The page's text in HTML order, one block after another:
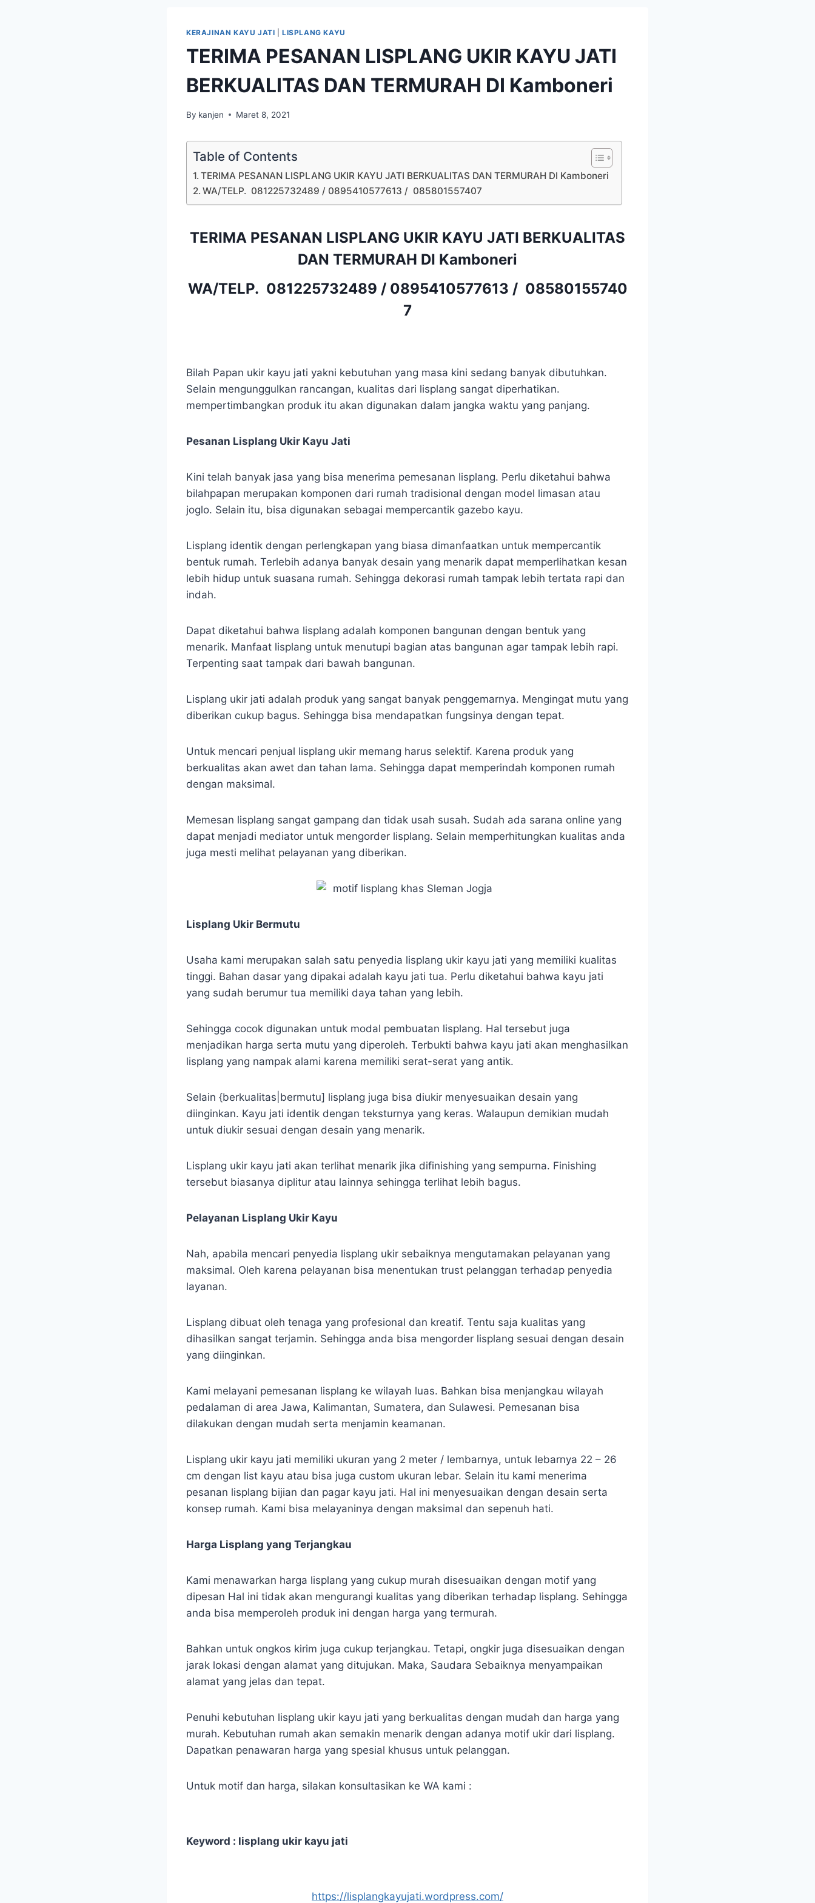
KERAJINAN KAYU JATI |LISPLANG KAYU
TERIMA PESANAN LISPLANG UKIR KAYU JATI
BERKUALITAS DAN TERMURAH DI Kamboneri
By kanjen Maret 8, 2021
Table of Contents
TERIMA PESANAN LISPLANG UKIR KAYU JATI BERKUALITAS DAN TERMURAH DI Kamboneri
WA/TELP. 081225732489 / 0895410577613 / 085801557407
TERIMA PESANAN LISPLANG UKIR KAYU JATI BERKUALITAS
DAN TERMURAH DI Kamboneri
WA/TELP. 081225732489 / 0895410577613 / 08580155740
7
Bilah Papan ukir kayu jati yakni kebutuhan yang masa kini sedang banyak dibutuhkan.
Selain mengunggulkan rancangan, kualitas dari lisplang sangat diperhatikan.
mempertimbangkan produk itu akan digunakan dalam jangka waktu yang panjang.
Pesanan Lisplang Ukir Kayu Jati
Kini telah banyak jasa yang bisa menerima pemesanan lisplang. Perlu diketahui bahwa
bilahpapan merupakan komponen dari rumah tradisional dengan model limasan atau
joglo. Selain itu, bisa digunakan sebagai mempercantik gazebo kayu.
Lisplang identik dengan perlengkapan yang biasa dimanfaatkan untuk mempercantik
bentuk rumah. Terlebih adanya banyak desain yang menarik dapat memperlihatkan kesan
lebih hidup untuk suasana rumah. Sehingga dekorasi rumah tampak lebih tertata rapi dan
indah.
Dapat diketahui bahwa lisplang adalah komponen bangunan dengan bentuk yang
menarik. Manfaat lisplang untuk menutupi bagian atas bangunan agar tampak lebih rapi.
Terpenting saat tampak dari bawah bangunan.
Lisplang ukir jati adalah produk yang sangat banyak penggemarnya. Mengingat mutu yang
diberikan cukup bagus. Sehingga bisa mendapatkan fungsinya dengan tepat.
Untuk mencari penjual lisplang ukir memang harus selektif. Karena produk yang
berkualitas akan awet dan tahan lama. Sehingga dapat memperindah komponen rumah
dengan maksimal.
Memesan lisplang sangat gampang dan tidak usah susah. Sudah ada sarana online yang
dapat menjadi mediator untuk mengorder lisplang. Selain memperhitungkan kualitas anda
juga mesti melihat pelayanan yang diberikan.
Lisplang Ukir Bermutu
Usaha kami merupakan salah satu penyedia lisplang ukir kayu jati yang memiliki kualitas
tinggi. Bahan dasar yang dipakai adalah kayu jati tua. Perlu diketahui bahwa kayu jati
yang sudah berumur tua memiliki daya tahan yang lebih.
Sehingga cocok digunakan untuk modal pembuatan lisplang. Hal tersebut juga
menjadikan harga serta mutu yang diperoleh. Terbukti bahwa kayu jati akan menghasilkan
lisplang yang nampak alami karena memiliki serat-serat yang antik.
Selain {berkualitas|bermutu] lisplang juga bisa diukir menyesuaikan desain yang
diinginkan. Kayu jati identik dengan teksturnya yang keras. Walaupun demikian mudah
untuk diukir sesuai dengan desain yang menarik.
Lisplang ukir kayu jati akan terlihat menarik jika difinishing yang sempurna. Finishing
tersebut biasanya diplitur atau lainnya sehingga terlihat lebih bagus.
Pelayanan Lisplang Ukir Kayu
Nah, apabila mencari penyedia lisplang ukir sebaiknya mengutamakan pelayanan yang
maksimal. Oleh karena pelayanan bisa menentukan trust pelanggan terhadap penyedia
layanan.
Lisplang dibuat oleh tenaga yang profesional dan kreatif. Tentu saja kualitas yang
dihasilkan sangat terjamin. Sehingga anda bisa mengorder lisplang sesuai dengan desain
yang diinginkan.
Kami melayani pemesanan lisplang ke wilayah luas. Bahkan bisa menjangkau wilayah
pedalaman di area Jawa, Kalimantan, Sumatera, dan Sulawesi. Pemesanan bisa
dilakukan dengan mudah serta menjamin keamanan.
Lisplang ukir kayu jati memiliki ukuran yang 2 meter / lembarnya, untuk lebarnya 22 – 26
cm dengan list kayu atau bisa juga custom ukuran lebar. Selain itu kami menerima
pesanan lisplang bijian dan pagar kayu jati. Hal ini menyesuaikan dengan desain serta
konsep rumah. Kami bisa melayaninya dengan maksimal dan sepenuh hati.
Harga Lisplang yang Terjangkau
Kami menawarkan harga lisplang yang cukup murah disesuaikan dengan motif yang
dipesan Hal ini tidak akan mengurangi kualitas yang diberikan terhadap lisplang. Sehingga
anda bisa memperoleh produk ini dengan harga yang termurah.
Bahkan untuk ongkos kirim juga cukup terjangkau. Tetapi, ongkir juga disesuaikan dengan
jarak lokasi dengan alamat yang ditujukan. Maka, Saudara Sebaiknya menyampaikan
alamat yang jelas dan tepat.
Penuhi kebutuhan lisplang ukir kayu jati yang berkualitas dengan mudah dan harga yang
murah. Kebutuhan rumah akan semakin menarik dengan adanya motif ukir dari lisplang.
Dapatkan penawaran harga yang spesial khusus untuk pelanggan.
Untuk motif dan harga, silakan konsultasikan ke WA kami :
Keyword : lisplang ukir kayu jati
https://lisplangkayujati.wordpress.com/